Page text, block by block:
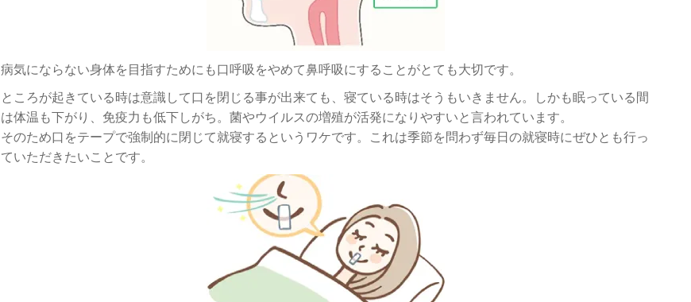
病気にならない身体を目指すためにも口呼吸をやめて鼻呼吸にすることがとても大切です。
ところが起きている時は意識して口を閉じる事が出来ても、寝ている時はそうもいきません。しかも眠っている間
は体温も下がり、免疫力も低下しがち。菌やウイルスの増殖が活発になりやすいと言われています。
そのため口をテープで強制的に閉じて就寝するというワケです。これは季節を問わず毎日の就寝時にぜひとも行っ
ていただきたいことです。